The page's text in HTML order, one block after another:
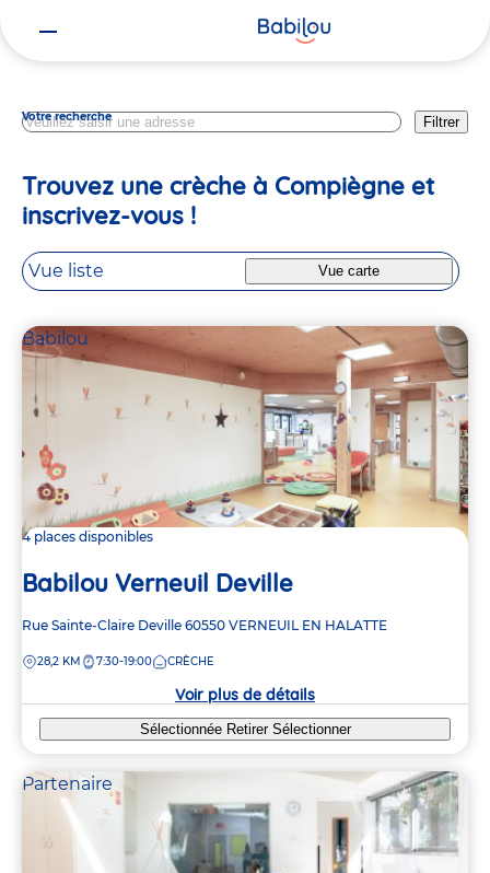
Votre recherche Filtrer
Trouvez une crèche à Compiègne et
inscrivez-vous !
Vue liste Vue carte
Babilou
4 places disponibles
Babilou Verneuil Deville
Adresse
la
Rue Sainte-Claire Deville 60550 VERNEUIL EN HALATTE
DISTANCE
28,2 KM 7:30-19:00 CRÈCHE
Voir plus de détails
Sélectionnée Retirer Sélectionner
Partenaire